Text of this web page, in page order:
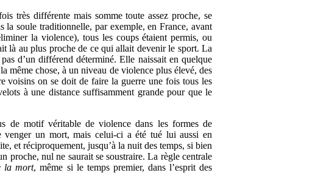
très différente mais somme toute assez proche, se
soule traditionnelle, par exemple, en France, avant
la violence), tous les coups étaient permis, ou
là au plus proche de ce qui allait devenir le sport. La
d’un différend déterminé. Elle naissait en quelque
même chose, à un niveau de violence plus élevé, des
voisins on se doit de faire la guerre une fois tous les
à une distance suffisamment grande pour que le
de motif véritable de violence dans les formes de
venger un mort, mais celui-ci a été tué lui aussi en
et réciproquement, jusqu’à la nuit des temps, si bien
proche, nul ne saurait se soustraire. La règle centrale
la mort, même si le temps premier, dans l’esprit des